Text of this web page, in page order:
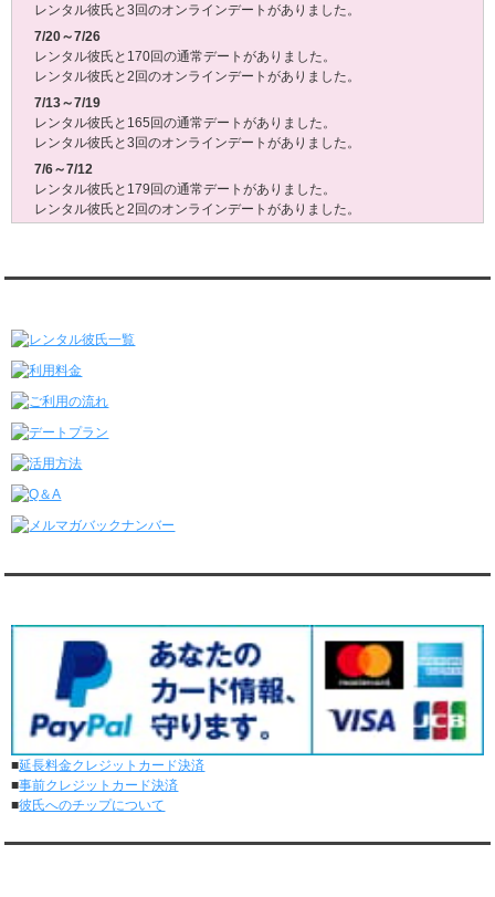
レンタル彼氏と3回のオンラインデートがありました。
7/20～7/26
レンタル彼氏と170回の通常デートがありました。
レンタル彼氏と2回のオンラインデートがありました。
7/13～7/19
レンタル彼氏と165回の通常デートがありました。
レンタル彼氏と3回のオンラインデートがありました。
7/6～7/12
レンタル彼氏と179回の通常デートがありました。
レンタル彼氏と2回のオンラインデートがありました。
レンタル彼氏と3回のオンラインデートがありました。
レンタル彼氏と2回のオンラインデートがありました。
6/15～6/21
レンタル彼氏と4回のオンラインデートがありました。
6/8～6/14
レンタル彼氏と161回の通常デートがありました。
レンタル彼氏と3回のオンラインデートがありました。
6/1～6/7
レンタル彼氏と165回の通常デートがありました。
レンタル彼氏と153回の通常デートがありました。
レンタル彼氏と1回のオンラインデートがありました。
5/11～5/17
レンタル彼氏と164回の通常デートがありました。
レンタル彼氏と2回のオンラインデートがありました。
5/4～5/10
レンタル彼氏と151回の通常デートがありました。
レンタル彼氏と2回のオンラインデートがありました。
■延長料金クレジットカード決済
■事前クレジットカード決済
■彼氏へのチップについて